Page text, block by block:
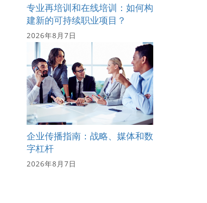
专业再培训和在线培训：如何构
建新的可持续职业项目？
2026年8月7日
企业传播指南：战略、媒体和数
字杠杆
2026年8月7日